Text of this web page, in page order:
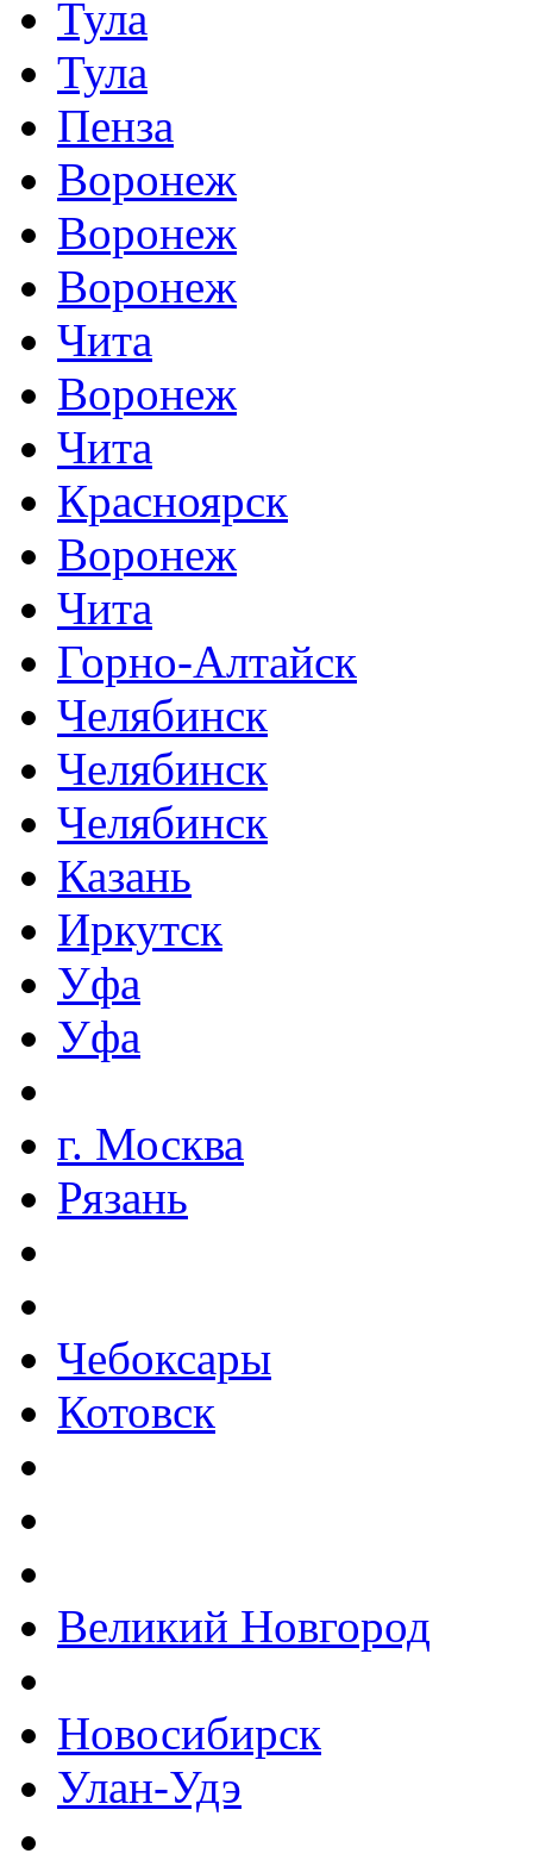
Тула
Тула
Пенза
Воронеж
Воронеж
Воронеж
Чита
Воронеж
Чита
Красноярск
Воронеж
Чита
Горно-Алтайск
Челябинск
Челябинск
Челябинск
Казань
Иркутск
Уфа
Уфа
г. Москва
Рязань
Чебоксары
Котовск
Великий Новгород
Новосибирск
Улан-Удэ